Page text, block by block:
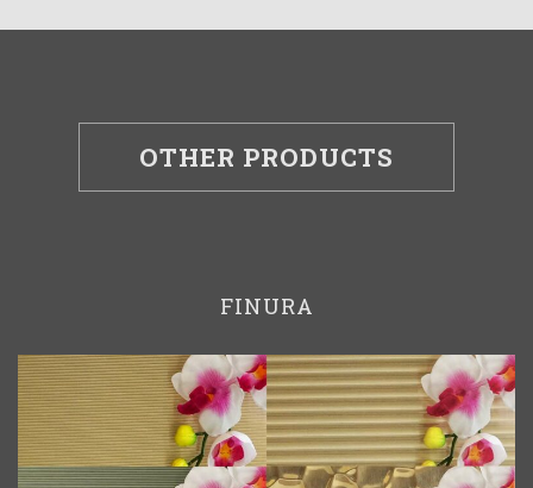
OTHER PRODUCTS
FINURA